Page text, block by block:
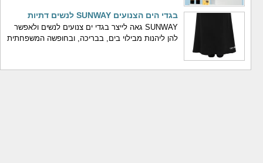
בגדי הים הצנועים SUNWAY לנשים דתיות
SUNWAY גאה לייצר בגדי ים צנועים לנשים ולאפשר
להן ליהנות מבילוי בים, בבריכה, ובחופשה המשפחתית